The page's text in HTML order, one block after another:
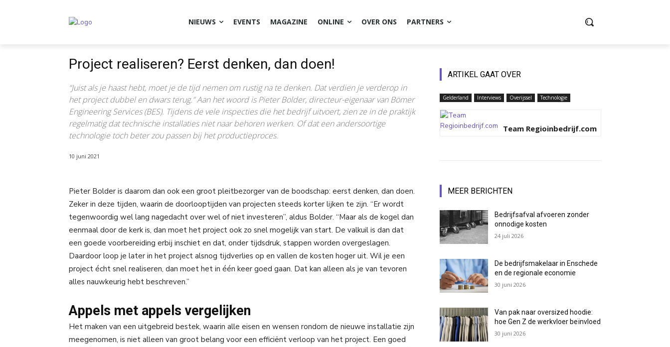
NIEUWS EVENTS MAGAZINE ONLINE OVER ONS PARTNERS
Project realiseren? Eerst denken, dan doen!
“Juist als je haast hebt, moet je de tijd nemen om rustig na te denken. Dat verdien je verderop in
het project dubbel en dwars terug.” Aan het woord is Pieter Bolder, directeur-eigenaar van Bömer
Engineering Services (BES). Tijdens de vele inspecties die het bedrijf uitvoert, zien ze in de praktijk
regelmatig dat technische installaties niet naar behoren werken. Of dat een andersoortige
technologie toch beter zou passen bij het productieproces.
10 juni 2021
Pieter Bolder is daarom dan ook een groot pleitbezorger van de boodschap: eerst denken, dan doen.
Zeker in deze tijden, waarin de doorlooptijden van projecten steeds korter lijken te zijn. “Er wordt
tegenwoordig wel lang nagedacht over wel of niet investeren”, aldus Bolder. “Maar als de kogel dan
eenmaal door de kerk is, dan moet het project ook zo snel mogelijk van start. De valkuil is dan dat
een goede voorbereiding erbij inschiet en dat, onder tijdsdruk, stappen worden overgeslagen.
Daardoor loop je later in het project alsnog tijdverlies op en vallen de kosten hoger uit. Wil je een
project écht snel realiseren, dan moet het in één keer goed gaan. Dat kan alleen als je van tevoren
alles nauwkeurig hebt beschreven.”
Appels met appels vergelijken
Het maken van een uitgebreid bestek, waarin alle eisen en wensen rondom de nieuwe installatie zijn
meegenomen, is niet alleen van groot belang voor een efficiënt verloop van het project. Een goed
ARTIKEL GAAT OVER
Gelderland Interviews Overijssel Technologie
Team Regioinbedrijf.com
MEER BERICHTEN
Bedrijfsafval afvoeren zonder
onnodige kosten
24 juli 2026
De bedrijfsmakelaar in Enschede
en de regionale economie
30 juni 2026
Van pak naar oversized hoodie:
hoe Gen Z de werkvloer beïnvloed
30 juni 2026